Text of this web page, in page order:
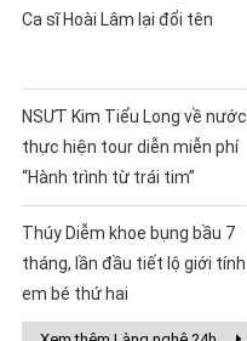
Ca sĩ Hoài Lâm lại đổi tên
NSƯT Kim Tiểu Long về nước
thực hiện tour diễn miễn phí
“Hành trình từ trái tim”
Thúy Diễm khoe bụng bầu 7
tháng, lần đầu tiết lộ giới tính
em bé thứ hai